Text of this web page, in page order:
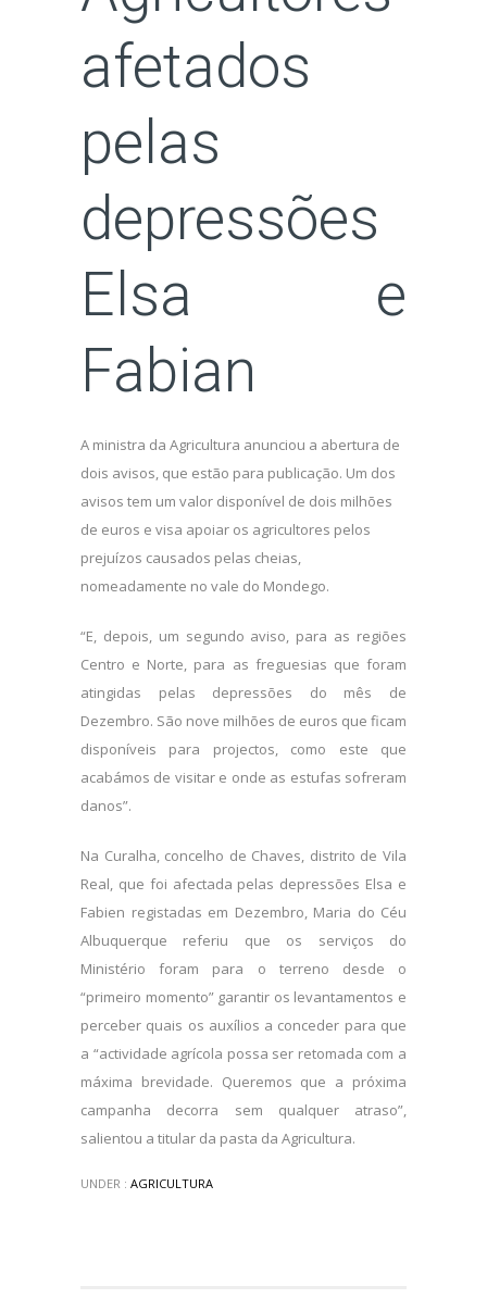
afetados
pelas
depressões
Elsa e
Fabian
A ministra da Agricultura anunciou a abertura de
dois avisos, que estão para publicação. Um dos
avisos tem um valor disponível de dois milhões
de euros e visa apoiar os agricultores pelos
prejuízos causados pelas cheias,
nomeadamente no vale do Mondego.
“E, depois, um segundo aviso, para as regiões
Centro e Norte, para as freguesias que foram
atingidas pelas depressões do mês de
Dezembro. São nove milhões de euros que ficam
disponíveis para projectos, como este que
acabámos de visitar e onde as estufas sofreram
danos”.
Na Curalha, concelho de Chaves, distrito de Vila
Real, que foi afectada pelas depressões Elsa e
Fabien registadas em Dezembro, Maria do Céu
Albuquerque referiu que os serviços do
Ministério foram para o terreno desde o
“primeiro momento” garantir os levantamentos e
perceber quais os auxílios a conceder para que
a “actividade agrícola possa ser retomada com a
máxima brevidade. Queremos que a próxima
campanha decorra sem qualquer atraso”,
salientou a titular da pasta da Agricultura.
UNDER : AGRICULTURA